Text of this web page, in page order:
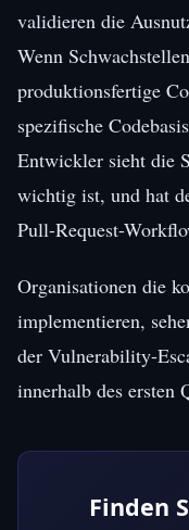
validieren die
Wenn
produktionsfertige
spezifische
Entwickler sieht die
wichtig ist, und hat
Pull-Request-
Organisationen die
implementieren,
der Vulnerability-
innerhalb des ersten
Finden